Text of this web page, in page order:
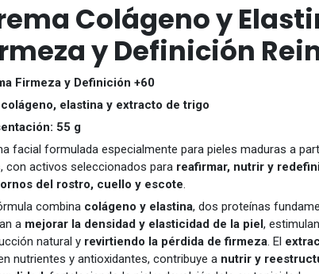
Colágeno y
y Definición
Firmeza y Definición +60
elastina y extracto de trigo
55 g
facial formulada especialmente para pieles maduras a
con activos seleccionados para reafirmar, nutrir y
del rostro, cuello y escote.
combina colágeno y elastina, dos proteínas
a mejorar la densidad y elasticidad de la piel ,
natural y revirtiendo la pérdida de firmeza. El
nutrientes y antioxidantes, contribuye a nutrir y